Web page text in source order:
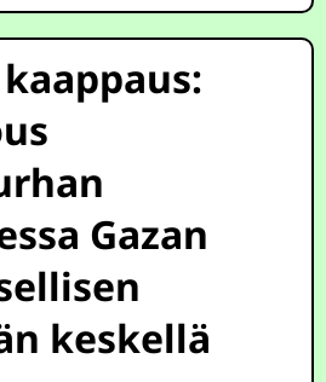
Gazan
keskellä